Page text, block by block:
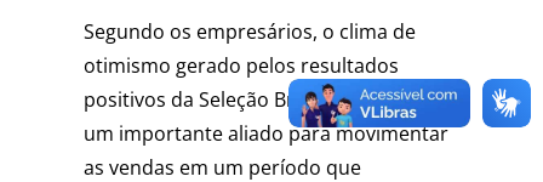
Segundo os empresários, o clima de
otimismo gerado pelos resultados
positivos da Seleção Brasileira tem sido
um importante aliado para movimentar
as vendas em um período que